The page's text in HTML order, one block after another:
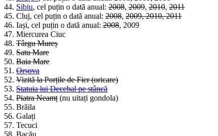
44. Sibiu, cel puțin o dată anual: 2008, 2009, 2010, 2011
45. Cluj, cel puțin o dată anual: 2008, 2009, 2010, 2011
46. Iași, cel puțin o dată anual: 2008, 2009
47. Miercurea Ciuc
48. Târgu Mureș
49. Satu Mare
50. Baia Mare
51. Orșova
52. Vizită la Porțile de Fier (oricare)
53. Statuia lui Decebal pe stâncă
54. Piatra Neamț (nu uitați gondola)
55. Brăila
56. Galați
57. Tecuci